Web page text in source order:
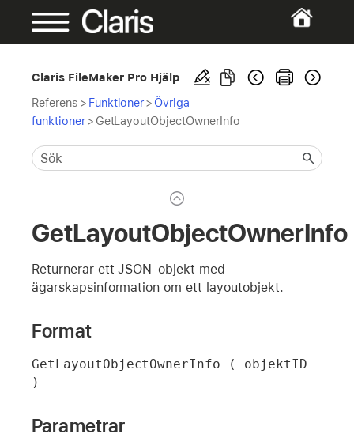
Claris FileMaker Pro Hjälp
Referens > Funktioner> Övriga
funktioner> GetLayoutObjectOwnerInfo
GetLayoutObjectOwnerInfo
Returnerar ett JSON-objekt med
ägarskapsinformation om ett layoutobjekt.
Format
GetLayoutObjectOwnerInfo ( objektID
)
Parametrar